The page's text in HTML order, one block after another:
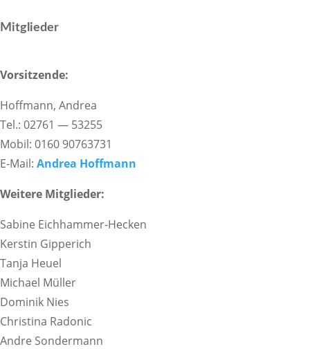
Mitglieder
Vorsit­zende:
Hoff­mann, Andrea
Tel.: 02761 — 53255
Mobil: 0160 90763731
E‑Mail: Andrea Hoff­mann
Weitere Mitglieder:
Sabine Eich­hammer-Hecken
Kerstin Gippe­rich
Tanja Heuel
Michael Müller
Dominik Nies
Chris­tina Radonic
Andre Sonder­mann